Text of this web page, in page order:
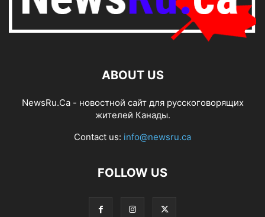
ABOUT US
NewsRu.Ca - новостной сайт для русскоговорящих
жителей Канады.
Contact us: info@newsru.ca
FOLLOW US